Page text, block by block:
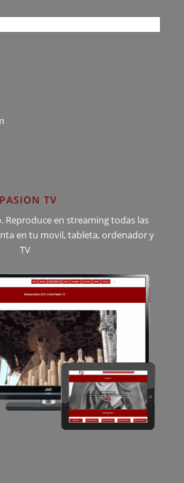
TV
Reproduce en streaming todas las
en tu movil, tableta, ordenador y
TV